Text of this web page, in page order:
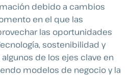
debido a cambios
en el que las
las oportunidades
sostenibilidad y
de los ejes clave en
modelos de negocio y la